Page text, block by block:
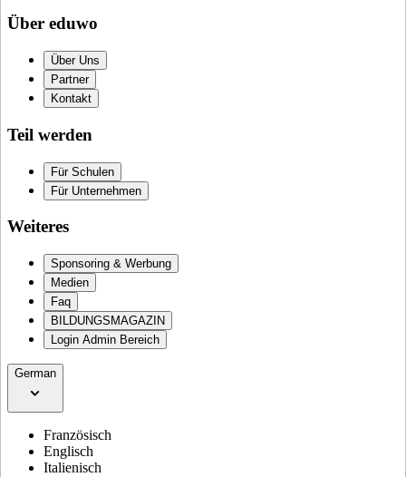
Über eduwo
Über Uns
Partner
Kontakt
Teil werden
Für Schulen
Für Unternehmen
Weiteres
Sponsoring & Werbung
Medien
Faq
BILDUNGSMAGAZIN
Login Admin Bereich
German
Französisch
Englisch
Italienisch